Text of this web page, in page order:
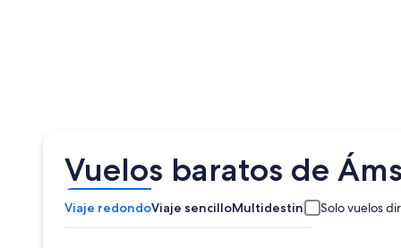
Vuelos baratos de
Viaje redondoViaje sencilloMultidestino Solo vuelos